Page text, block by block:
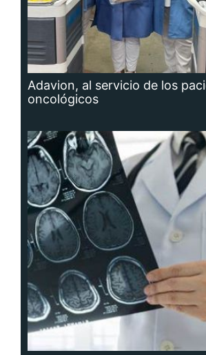
Adavion, al servicio de los
oncológicos